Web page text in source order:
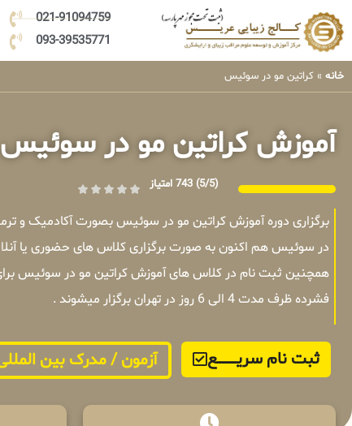
021-91094759
093-39535771
خانه » کراتین مو در سوئیس
آموزش کراتین مو در سوئیس
(5/5) 743 امتیاز
برگزاری دوره آموزش کراتین مو در سوئیس بصورت آکادمیک و
در سوئیس هم اکنون به صورت برگزاری کلاس های حضوری یا
همچنین ثبت نام در کلاس های آموزش کراتین مو در سوئیس
فشرده ظرف مدت 4 الی 6 روز در تهران برگزار میشوند .
ثبت نام سریــــــــــــع آزمون / مدرک بین